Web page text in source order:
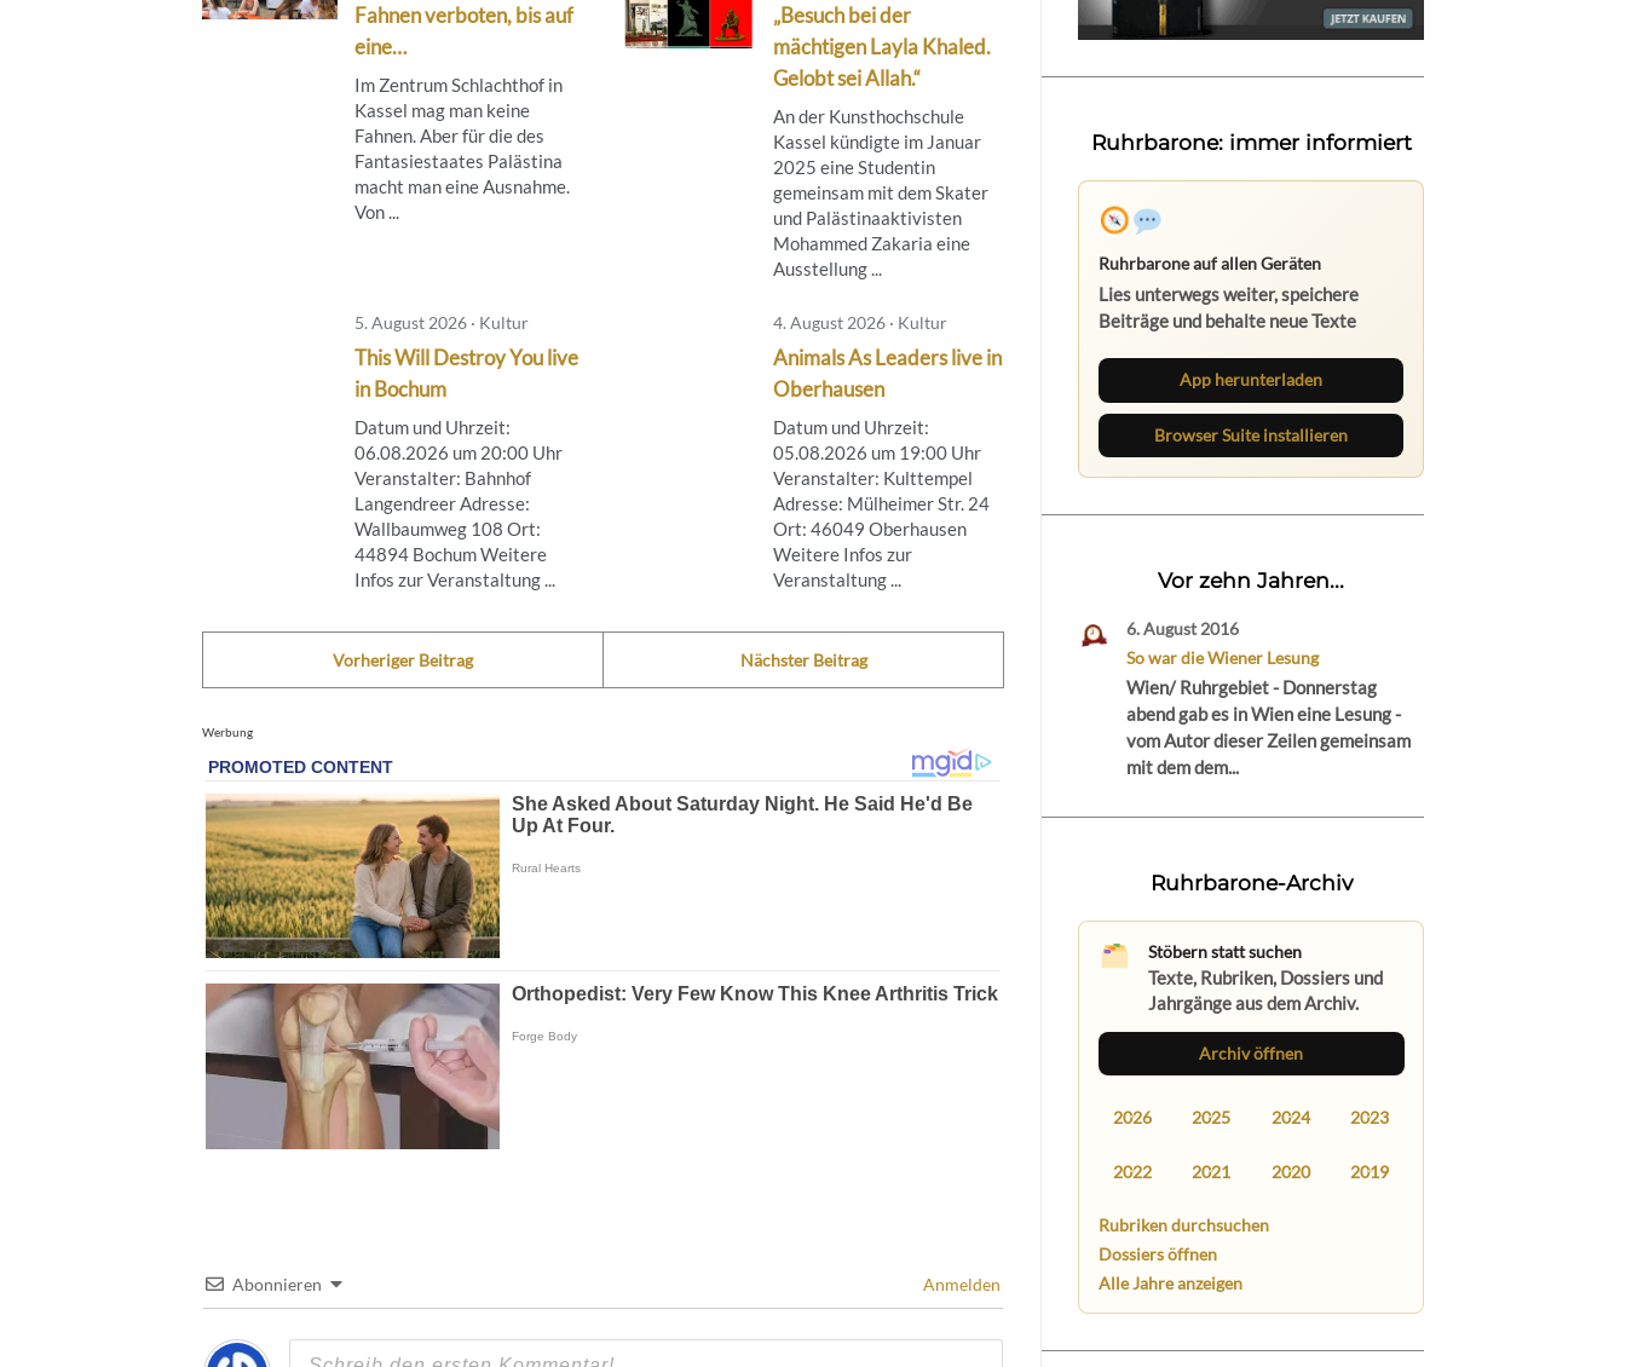
Fahnen verboten, bis auf
eine…
Im Zentrum Schlachthof in
Kassel mag man keine
Fahnen. Aber für die des
Fantasiestaates Palästina
macht man eine Ausnahme.
Von ...
„Besuch bei der
mächtigen Layla Khaled.
Gelobt sei Allah.“
An der Kunsthochschule
Kassel kündigte im Januar
2025 eine Studentin
gemeinsam mit dem Skater
und Palästinaaktivisten
Mohammed Zakaria eine
Ausstellung ...
5. August 2026 · Kultur
This Will Destroy You live
in Bochum
Datum und Uhrzeit:
06.08.2026 um 20:00 Uhr
Veranstalter: Bahnhof
Langendreer Adresse:
Wallbaumweg 108 Ort:
44894 Bochum Weitere
Infos zur Veranstaltung ...
4. August 2026 · Kultur
Animals As Leaders live in
Oberhausen
Datum und Uhrzeit:
05.08.2026 um 19:00 Uhr
Veranstalter: Kulttempel
Adresse: Mülheimer Str. 24
Ort: 46049 Oberhausen
Weitere Infos zur
Veranstaltung ...
Vorheriger Beitrag Nächster Beitrag
Werbung
Abonnieren Anmelden
Ruhrbarone: immer informiert
Ruhrbarone auf allen Geräten
Lies unterwegs weiter, speichere
Beiträge und behalte neue Texte
App herunterladen
Browser Suite installieren
Vor zehn Jahren...
6. August 2016
So war die Wiener Lesung
Wien/ Ruhrgebiet - Donnerstag
abend gab es in Wien eine Lesung -
vom Autor dieser Zeilen gemeinsam
mit dem dem...
Ruhrbarone-Archiv
Stöbern statt suchen
Texte, Rubriken, Dossiers und
Jahrgänge aus dem Archiv.
Archiv öffnen
2026 2025 2024 2023
2022 2021 2020 2019
Rubriken durchsuchen
Dossiers öffnen
Alle Jahre anzeigen